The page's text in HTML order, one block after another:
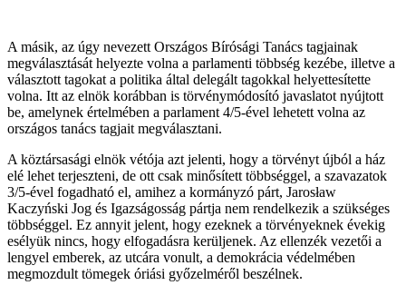
A másik, az úgy nevezett Országos Bírósági Tanács tagjainak
megválasztását helyezte volna a parlamenti többség kezébe, illetve a
választott tagokat a politika által delegált tagokkal helyettesítette
volna. Itt az elnök korábban is törvénymódosító javaslatot nyújtott
be, amelynek értelmében a parlament 4/5-ével lehetett volna az
országos tanács tagjait megválasztani.
A köztársasági elnök vétója azt jelenti, hogy a törvényt újból a ház
elé lehet terjeszteni, de ott csak minősített többséggel, a szavazatok
3/5-ével fogadható el, amihez a kormányzó párt, Jarosław
Kaczyński Jog és Igazságosság pártja nem rendelkezik a szükséges
többséggel. Ez annyit jelent, hogy ezeknek a törvényeknek évekig
esélyük nincs, hogy elfogadásra kerüljenek. Az ellenzék vezetői a
lengyel emberek, az utcára vonult, a demokrácia védelmében
megmozdult tömegek óriási győzelméről beszélnek.